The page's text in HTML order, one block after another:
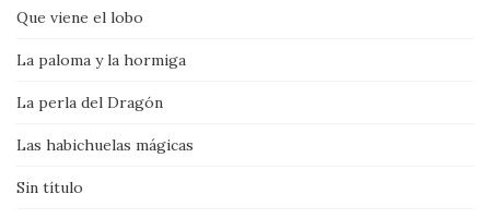
Que viene el lobo
La paloma y la hormiga
La perla del Dragón
Las habichuelas mágicas
Sin título